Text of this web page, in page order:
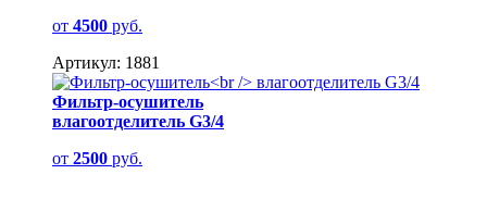
от 4500 руб.
Артикул: 1881
Фильтр-осушитель
влагоотделитель G3/4
от 2500 руб.